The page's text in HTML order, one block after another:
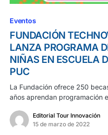
Eventos
FUNDACIÓN
LANZA PROGRAMA
NIÑAS EN ESCUELA
PUC
La Fundación ofrece 250
años aprendan programación
Editorial Tour Innovación
15 de marzo de 2022